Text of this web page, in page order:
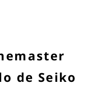
de Seiko